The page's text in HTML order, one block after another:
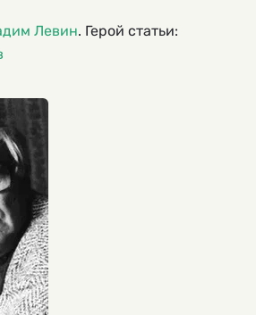
Левин. Герой статьи: